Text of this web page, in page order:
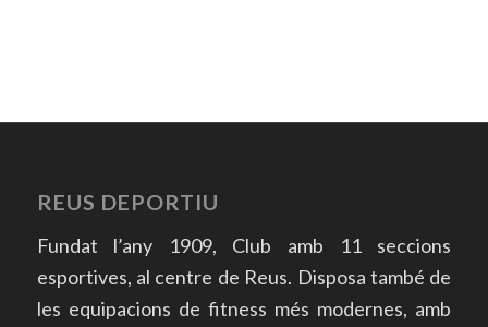
REUS DEPORTIU
Fundat l’any 1909, Club amb 11 seccions
esportives, al centre de Reus. Disposa també de
les equipacions de fitness més modernes, amb